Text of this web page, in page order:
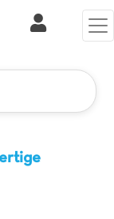
rapide
Clix